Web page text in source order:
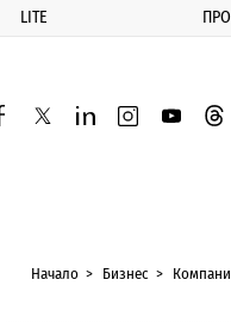
LITE
twitterlinkedininstagram
youtube
Начало Бизнес